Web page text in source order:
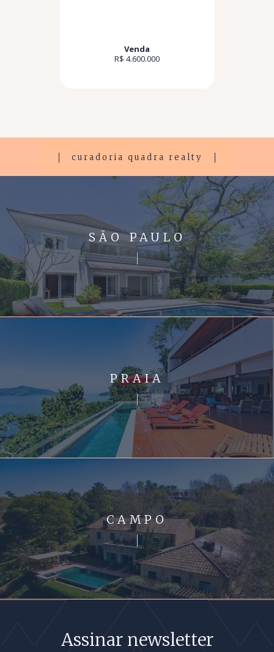
Venda
R$ 4.600.000
curadoria quadra realty
SÃO PAULO
PRAIA
CAMPO
Assinar newsletter